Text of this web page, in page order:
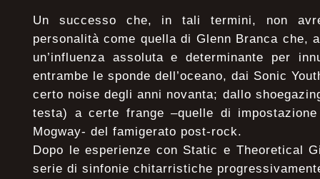
Un successo che, in tali termini, non
personalità come quella di Glenn Branca che,
un’influenza assoluta e determinante per
entrambe le sponde dell’oceano, dai Sonic
certo noise degli anni novanta; dallo
testa) a certe frange –quelle di
Mogway- del famigerato post-rock.
Dopo le esperienze con Static e Theoretical
serie di sinfonie chitarristiche